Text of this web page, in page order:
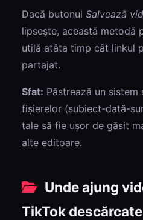
Dacă butonul Salvează
lipsește, această metodă
utilă atâta timp cât linkul
partajat.
Sfat: Păstrează un
fișierelor (subiect-dată-
tale să fie ușor de găsit
alte editoare.
Unde ajung
TikTok